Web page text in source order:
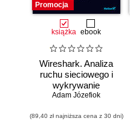
Promocja
książka ebook
Wireshark. Analiza
ruchu sieciowego i
wykrywanie
włamań
Adam Józefiok
(89,40 zł najniższa cena z 30 dni)